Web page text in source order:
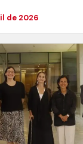
de 2026